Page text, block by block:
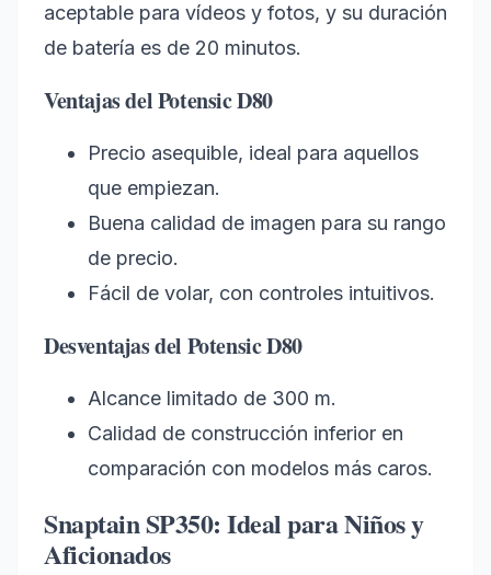
aceptable para vídeos y fotos, y su duración
de batería es de 20 minutos.
Ventajas del Potensic D80
Precio asequible, ideal para aquellos
que empiezan.
Buena calidad de imagen para su rango
de precio.
Fácil de volar, con controles intuitivos.
Desventajas del Potensic D80
Alcance limitado de 300 m.
Calidad de construcción inferior en
comparación con modelos más caros.
Snaptain SP350: Ideal para Niños y
Aficionados